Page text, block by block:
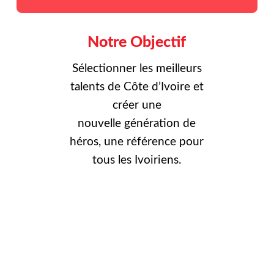
Notre Objectif
Sélectionner les meilleurs
talents de Côte d’Ivoire et
créer une
nouvelle génération de
héros, une référence pour
tous les Ivoiriens.